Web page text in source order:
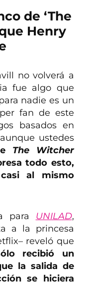
de ‘The
Henry
no volverá a
fue algo que
nadie es un
fan de este
basados en
ustedes
The Witcher
todo esto,
al mismo
para UNILAD,
a la princesa
reveló que
recibió un
la salida de
se hiciera